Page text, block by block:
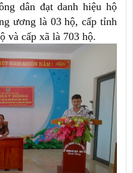
dân đạt danh hiệu hộ
ương là 03 hộ, cấp tỉnh
và cấp xã là 703 hộ.